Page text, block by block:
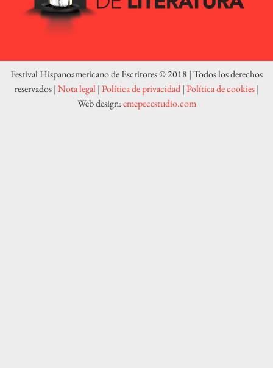
Festival Hispanoamericano de Escritores © 2018 | Todos los derechos
reservados |Nota legal|Política de privacidad|Política de cookies|
Web design:emepecestudio.com